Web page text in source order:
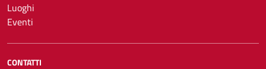
Luoghi
Eventi
CONTATTI